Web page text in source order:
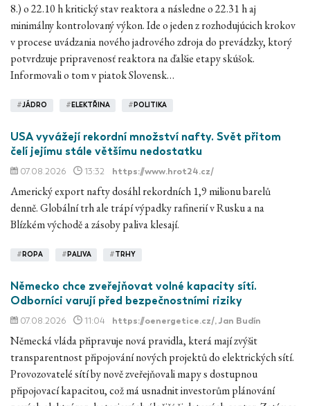
8.) o 22.10 h kritický stav reaktora a následne o 22.31 h aj
minimálny kontrolovaný výkon. Ide o jeden z rozhodujúcich krokov
v procese uvádzania nového jadrového zdroja do prevádzky, ktorý
potvrdzuje pripravenosť reaktora na ďalšie etapy skúšok.
Informovali o tom v piatok Slovensk…
#JÁDRO #ELEKTŘINA #POLITIKA
USA vyvážejí rekordní množství nafty. Svět přitom
čelí jejímu stále většímu nedostatku
07.08.2026 13:32 https://www.hrot24.cz/
Americký export nafty dosáhl rekordních 1,9 milionu barelů
denně. Globální trh ale trápí výpadky rafinerií v Rusku a na
Blízkém východě a zásoby paliva klesají.
#ROPA #PALIVA #TRHY
Německo chce zveřejňovat volné kapacity sítí.
Odborníci varují před bezpečnostními riziky
07.08.2026 11:04 https://oenergetice.cz/, Jan Budín
Německá vláda připravuje nová pravidla, která mají zvýšit
transparentnost připojování nových projektů do elektrických sítí.
Provozovatelé sítí by nově zveřejňovali mapy s dostupnou
připojovací kapacitou, což má usnadnit investorům plánování